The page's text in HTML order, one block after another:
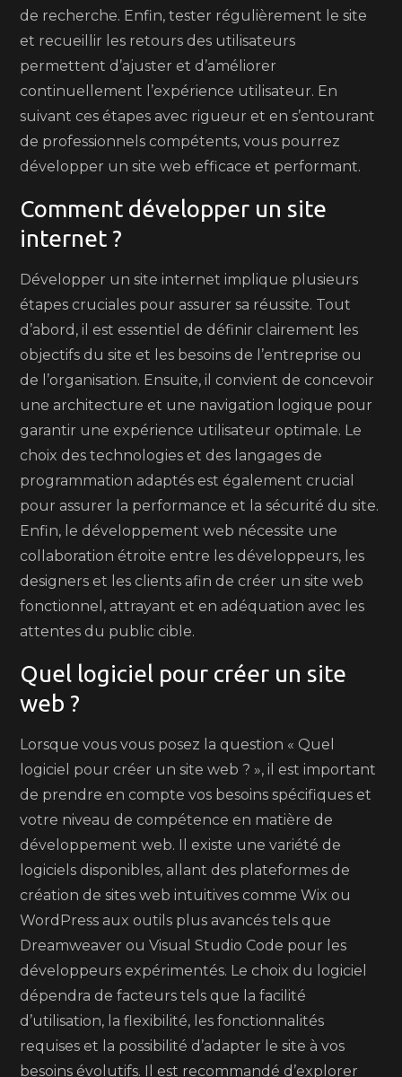
de recherche. Enfin, tester régulièrement le site
et recueillir les retours des utilisateurs
permettent d’ajuster et d’améliorer
continuellement l’expérience utilisateur. En
suivant ces étapes avec rigueur et en s’entourant
de professionnels compétents, vous pourrez
développer un site web efficace et performant.
Comment développer un site
internet ?
Développer un site internet implique plusieurs
étapes cruciales pour assurer sa réussite. Tout
d’abord, il est essentiel de définir clairement les
objectifs du site et les besoins de l’entreprise ou
de l’organisation. Ensuite, il convient de concevoir
une architecture et une navigation logique pour
garantir une expérience utilisateur optimale. Le
choix des technologies et des langages de
programmation adaptés est également crucial
pour assurer la performance et la sécurité du site.
Enfin, le développement web nécessite une
collaboration étroite entre les développeurs, les
designers et les clients afin de créer un site web
fonctionnel, attrayant et en adéquation avec les
attentes du public cible.
Quel logiciel pour créer un site
web ?
Lorsque vous vous posez la question « Quel
logiciel pour créer un site web ? », il est important
de prendre en compte vos besoins spécifiques et
votre niveau de compétence en matière de
développement web. Il existe une variété de
logiciels disponibles, allant des plateformes de
création de sites web intuitives comme Wix ou
WordPress aux outils plus avancés tels que
Dreamweaver ou Visual Studio Code pour les
développeurs expérimentés. Le choix du logiciel
dépendra de facteurs tels que la facilité
d’utilisation, la flexibilité, les fonctionnalités
requises et la possibilité d’adapter le site à vos
besoins évolutifs. Il est recommandé d’explorer